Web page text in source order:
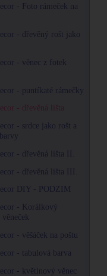
- Foto rámeček na
- dřevěný rošt jako
- věnec z fotek
- puntíkaté rámečky
- dřevěná lišta
- srdce jako rošt a
- dřevěná lišta II.
- dřevěná lišta III.
DIY - PODZIM
- Korálkový
věneček
- věšáček na poštu
- tabulová barva
- květinový věnec